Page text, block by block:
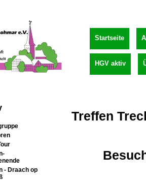
Startseite
HGV aktiv
- Draach op
Treffen